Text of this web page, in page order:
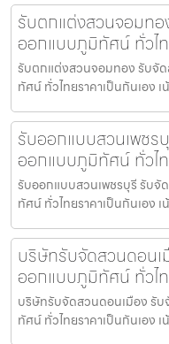
รับตกแต่งสวนจอมท
ออกแบบภูมิทัศน์ ทั่วไ
รับตกแต่งสวนจอมทอง รับจั
ทัศน์ ทั่วไทยราคาเป็นกันเอง
รับออกแบบสวนเพช
ออกแบบภูมิทัศน์ ทั่วไ
รับออกแบบสวนเพชรบุรี รับ
ทัศน์ ทั่วไทยราคาเป็นกันเอง
บริษัทรับจัดสวนดอน
ออกแบบภูมิทัศน์ ทั่วไ
บริษัทรับจัดสวนดอนเมือง รั
ทัศน์ ทั่วไทยราคาเป็นกันเอง